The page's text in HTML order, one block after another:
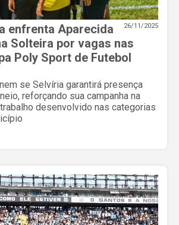
26/11/2025
enfrenta Aparecida
Solteira por vagas nas
Poly Sport de Futebol
se Selvíria garantirá presença
reforçando sua campanha na
desenvolvido nas categorias